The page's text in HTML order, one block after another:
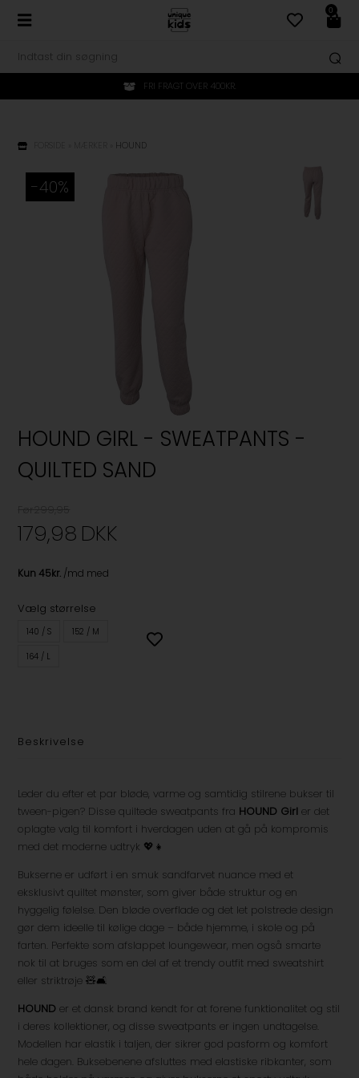
0
FRI FRAGT OVER 400KR.
HOUND
-40%
HOUND GIRL - SWEATPANTS -
QUILTED SAND
179,98 DKK
Vælg størrelse
140 / S 152 / M
164 / L
Beskrivelse
Leder du efter et par bløde, varme og samtidig stilrene bukser til
tween-pigen? Disse quiltede sweatpants fra HOUND Girl er det
oplagte valg til komfort i hverdagen uden at gå på kompromis
med det moderne udtryk 💖👧
Bukserne er udført i en smuk sandfarvet nuance med et
eksklusivt quiltet mønster, som giver både struktur og en
hyggelig følelse. Den bløde overflade og det let polstrede design
gør dem ideelle til kølige dage – både hjemme, i skole og på
farten. Perfekte som afslappet loungewear, men også smarte
nok til at bruges som en del af et trendy outfit med sweatshirt
eller striktrøje 🧸🛋️
HOUND er et dansk brand kendt for at forene funktionalitet og stil
i deres kollektioner, og disse sweatpants er ingen undtagelse.
Modellen har elastik i taljen, der sikrer god pasform og komfort
hele dagen. Buksebenene afsluttes med elastiske ribkanter, som